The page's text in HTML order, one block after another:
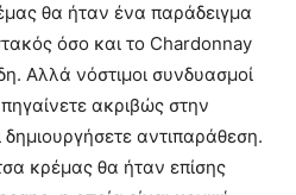
θα ήταν ένα παράδειγμα
όσο και το Chardonnay
Αλλά νόστιμοι συνδυασμοί
ακριβώς στην
αντιπαράθεση.
κρέμας θα ήταν επίσης